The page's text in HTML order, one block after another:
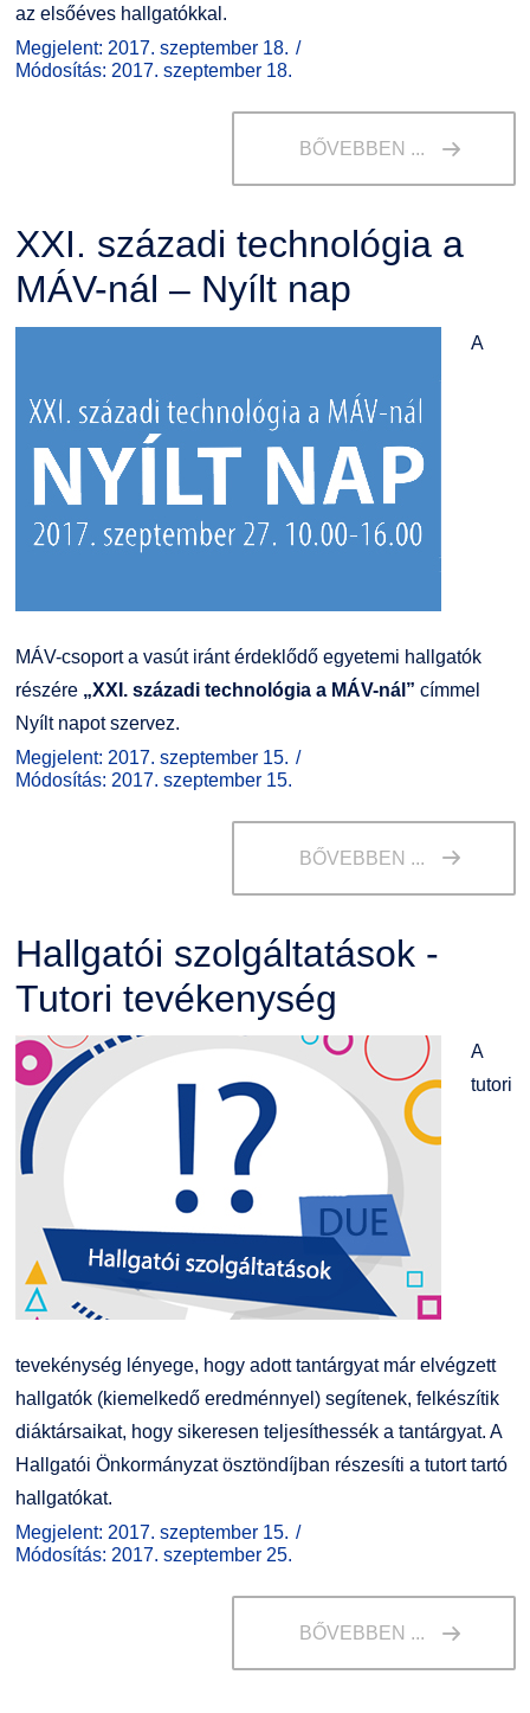
az elsőéves hallgatókkal.
Megjelent: 2017. szeptember 18.
Módosítás: 2017. szeptember 18.
BŐVEBBEN ...
XXI. századi technológia a
MÁV-nál – Nyílt nap
A
MÁV-csoport a vasút iránt érdeklődő egyetemi hallgatók
részére „XXI. századi technológia a MÁV-nál” címmel
Nyílt napot szervez.
Megjelent: 2017. szeptember 15.
Módosítás: 2017. szeptember 15.
BŐVEBBEN ...
Hallgatói szolgáltatások -
Tutori tevékenység
A
tutori
tevekénység lényege, hogy adott tantárgyat már elvégzett
hallgatók (kiemelkedő eredménnyel) segítenek, felkészítik
diáktársaikat, hogy sikeresen teljesíthessék a tantárgyat. A
Hallgatói Önkormányzat ösztöndíjban részesíti a tutort tartó
hallgatókat.
Megjelent: 2017. szeptember 15.
Módosítás: 2017. szeptember 25.
BŐVEBBEN ...